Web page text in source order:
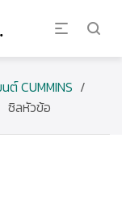
ต์ CUMMINS /
ซิลหัวข้อ